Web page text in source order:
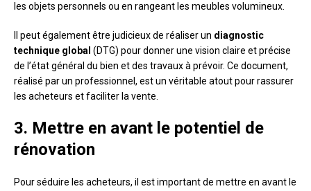
les objets personnels ou en rangeant les meubles volumineux.
Il peut également être judicieux de réaliser un diagnostic
technique global (DTG) pour donner une vision claire et précise
de l’état général du bien et des travaux à prévoir. Ce document,
réalisé par un professionnel, est un véritable atout pour rassurer
les acheteurs et faciliter la vente.
3. Mettre en avant le potentiel de
rénovation
Pour séduire les acheteurs, il est important de mettre en avant le